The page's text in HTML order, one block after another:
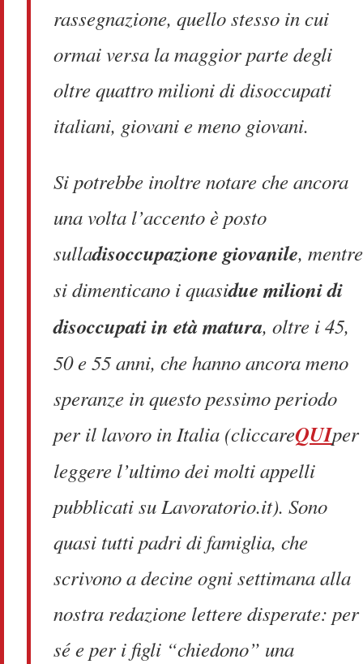
rassegnazione, quello stesso in cui
ormai versa la maggior parte degli
oltre quattro milioni di disoccupati
italiani, giovani e meno giovani.
Si potrebbe inoltre notare che ancora
una volta l’accento è posto
sulladisoccupazione giovanile, mentre
si dimenticano i quasidue milioni di
disoccupati in età matura, oltre i 45,
50 e 55 anni, che hanno ancora meno
speranze in questo pessimo periodo
per il lavoro in Italia (cliccareQUIper
leggere l’ultimo dei molti appelli
pubblicati su Lavoratorio.it). Sono
quasi tutti padri di famiglia, che
scrivono a decine ogni settimana alla
nostra redazione lettere disperate: per
sé e per i figli “chiedono” una